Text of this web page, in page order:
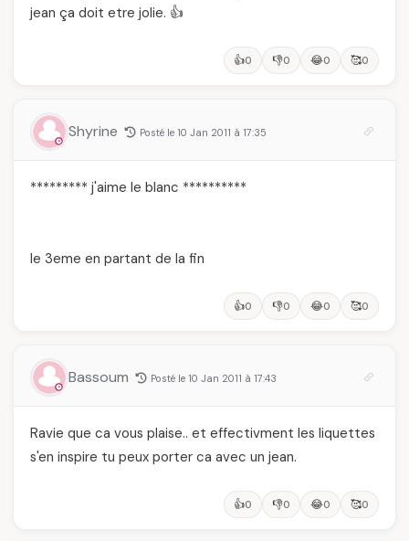
jean ça doit etre jolie. 👍
👍0 👎0 😂0 🥰0
Shyrine Posté le 10 Jan 2011 à 17:35
********* j'aime le blanc **********
le 3eme en partant de la fin
👍0 👎0 😂0 🥰0
Bassoum Posté le 10 Jan 2011 à 17:43
Ravie que ca vous plaise.. et effectivment les liquettes
s'en inspire tu peux porter ca avec un jean.
👍0 👎0 😂0 🥰0